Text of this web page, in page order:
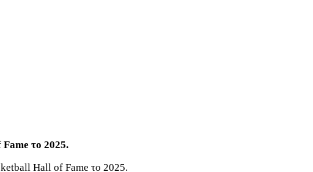
Fame το 2025.
Hall of Fame το 2025.